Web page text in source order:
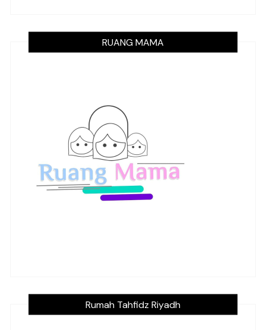
RUANG MAMA
Rumah Tahfidz Riyadh